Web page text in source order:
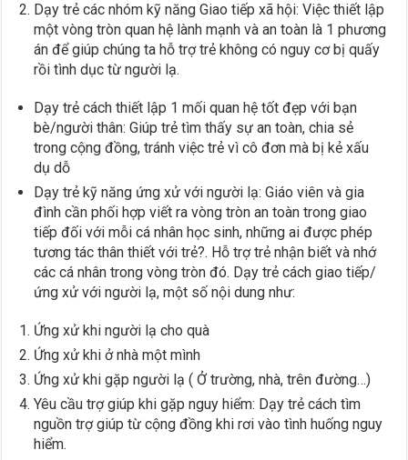
Dạy trẻ các nhóm kỹ năng Giao tiếp xã hội: Việc thiết lập
một vòng tròn quan hệ lành mạnh và an toàn là 1 phương
án để giúp chúng ta hỗ trợ trẻ không có nguy cơ bị quấy
rồi tình dục từ người lạ.
Dạy trẻ cách thiết lập 1 mối quan hệ tốt đẹp với bạn
bè/người thân: Giúp trẻ tìm thấy sự an toàn, chia sẻ
trong cộng đồng, tránh việc trẻ vì cô đơn mà bị kẻ xấu
dụ dỗ
Dạy trẻ kỹ năng ứng xử với người lạ: Giáo viên và gia
đình cần phối hợp viết ra vòng tròn an toàn trong giao
tiếp đối với mỗi cá nhân học sinh, những ai được phép
tương tác thân thiết với trẻ?. Hỗ trợ trẻ nhận biết và nhớ
các cá nhân trong vòng tròn đó. Dạy trẻ cách giao tiếp/
ứng xử với người lạ, một số nội dung như:
Ứng xử khi người lạ cho quà
Ứng xử khi ở nhà một mình
Ứng xử khi gặp người lạ ( Ở trường, nhà, trên đường…)
Yêu cầu trợ giúp khi gặp nguy hiểm: Dạy trẻ cách tìm
nguồn trợ giúp từ cộng đồng khi rơi vào tình huống nguy
hiểm.